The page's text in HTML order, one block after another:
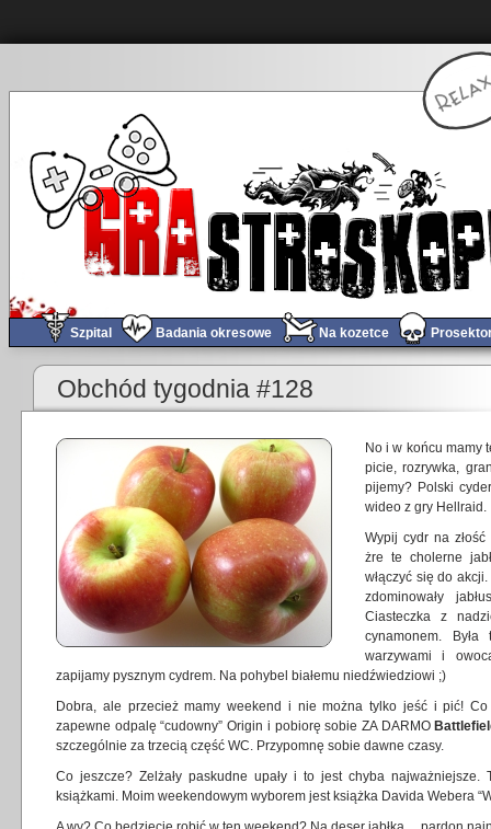
Szpital Badania okresowe Na kozetce
Dziwny jest ten rok…
Obchód tygodnia #128
No i w końcu mamy
picie, rozrywka,
pijemy? Polski
wideo z gry Hellraid.
Wypij cydr na
żre te cholerne
włączyć się do
zdominowały
Ciasteczka z
cynamonem.
warzywami i
zapijamy pysznym cydrem. Na pohybel białemu niedźwiedziowi ;)
Dobra, ale przecież mamy weekend i nie można tylko jeść i pić!
zapewne odpalę “cudowny” Origin i pobiorę sobie ZA DARMO
szczególnie za trzecią część WC. Przypomnę sobie dawne czasy.
Co jeszcze? Zelżały paskudne upały i to jest chyba najważniejsze.
książkami. Moim weekendowym wyborem jest książka Davida Webera